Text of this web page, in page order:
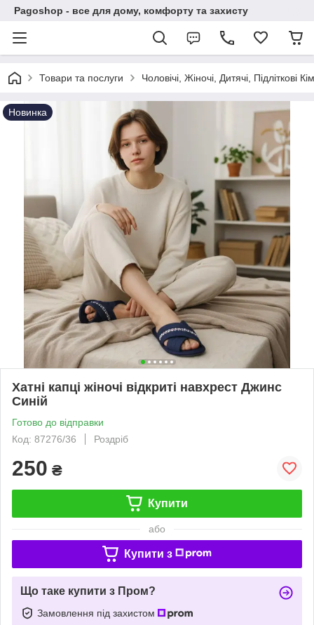
Pagoshop - все для дому, комфорту та захисту
Товари та послуги Чоловічі, Жіночі, Дитячі, Підліткові
Новинка
Хатні капці жіночі відкриті навхрест Джинс
Синій
Готово до відправки
Код: 87276/36
Роздріб
250 ₴
Купити
або
Купити з
Що таке купити з Пром?
Замовлення під захистом